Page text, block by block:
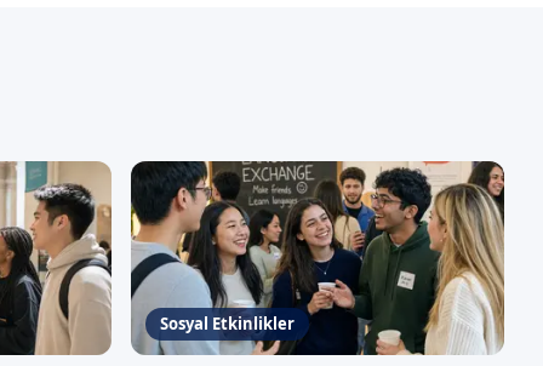
Sosyal Etkinlikler